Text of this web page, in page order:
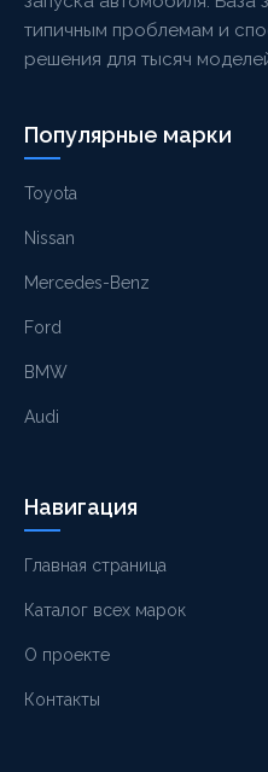
типичным проблемам и
решения для тысяч
Популярные марки
Toyota
Nissan
Mercedes-Benz
Ford
BMW
Audi
Навигация
Главная страница
Каталог всех марок
О проекте
Контакты